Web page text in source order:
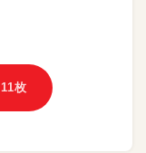
11枚